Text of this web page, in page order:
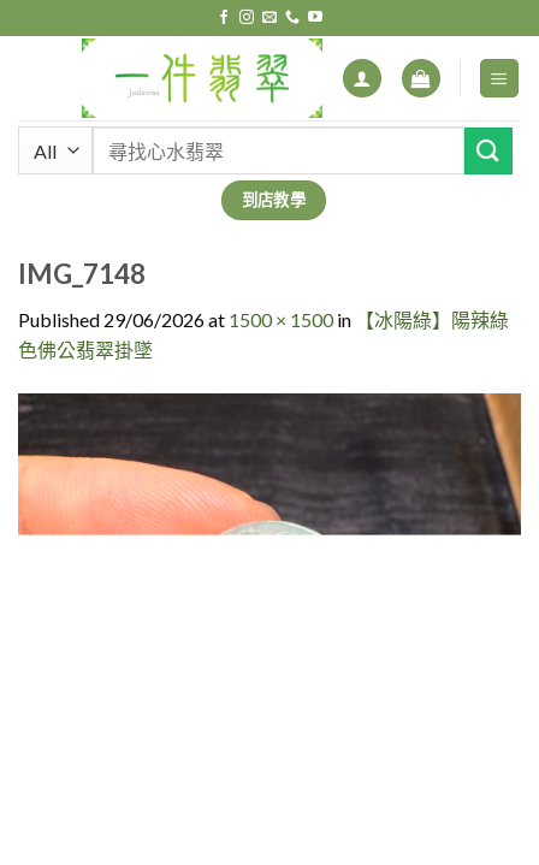
to
到店教學
IMG_7148
Published 29/06/2026at 1500 × 1500in
【冰陽綠】陽辣綠
色佛公翡翠掛墜